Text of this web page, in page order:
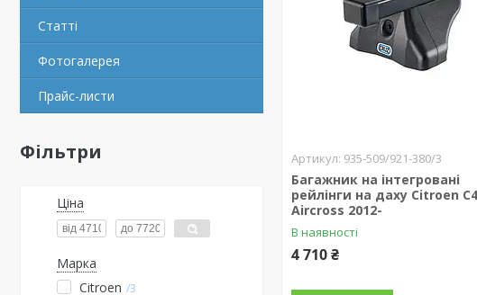
Статті
Фотогалерея
Прайс-листи
Фільтри
Ціна
Марка
Citroen 3
935-509/921-380/3
Багажник на інтегровані
рейлінги на даху Citroen
Aircross 2012-
В наявності
4 710 ₴